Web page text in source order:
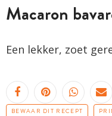
Macaron
Een lekker, zoet
BEWAAR DIT RECEPT